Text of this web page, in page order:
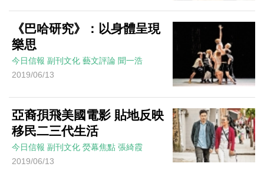
《巴哈研究》：以身體呈現
樂思
今日信報 副刊文化 藝文評論 聞一浩
2019/06/13
亞裔孭飛美國電影 貼地反映
移民二三代生活
今日信報 副刊文化 熒幕焦點 張綺霞
2019/06/13